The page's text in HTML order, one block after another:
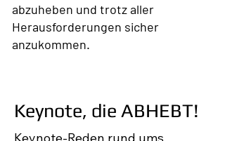
abzuheben und trotz aller
Herausforderungen sicher
anzukommen.
Keynote, die ABHEBT!